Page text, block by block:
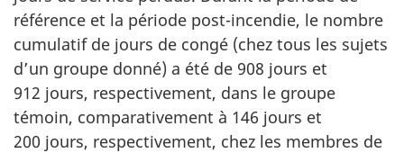
référence et la période post-incendie, le nombre
cumulatif de jours de congé (chez tous les sujets
d’un groupe donné) a été de 908 jours et
912 jours, respectivement, dans le groupe
témoin, comparativement à 146 jours et
200 jours, respectivement, chez les membres de